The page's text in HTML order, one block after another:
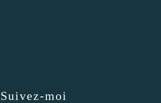
Suivez-moi